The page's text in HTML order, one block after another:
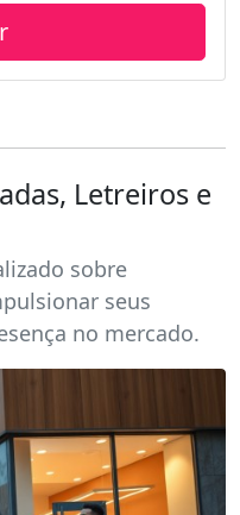
Letreiros e
sobre
seus
no mercado.